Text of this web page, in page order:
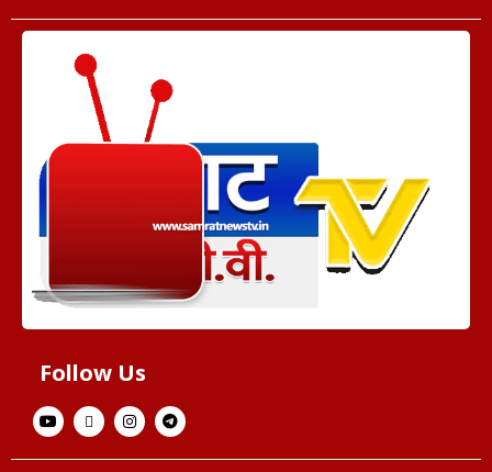
Follow Us